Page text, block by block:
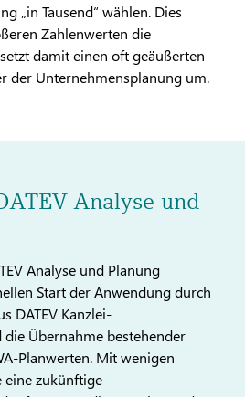
„in Tausend“ wählen. Dies
Zahlenwerten die
damit einen oft geäußerten
der Unternehmensplanung um.
Analyse und
Analyse und Planung
Start der Anwendung durch
DATEV Kanzlei-
die Übernahme bestehender
Planwerten. Mit wenigen
eine zukünftige